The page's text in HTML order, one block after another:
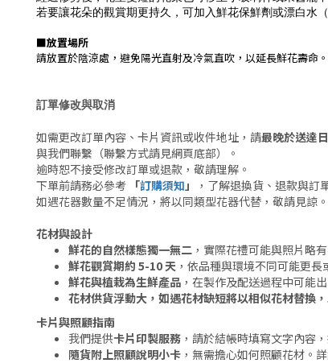
若要讓花朵的觀賞期更持久，可加入鮮花保鮮劑或漂白水
■放置場所
請放置於陰涼處，避免陽光直射及冷氣直吹，以延長鮮花壽命。
訂單修改與取消
如需更改訂單內容、卡片資訊或收件地址，請最晚於送達
與我們聯繫（聯繫方式請見網頁底部）。
逾時恕不接受修改訂單或退款，敬請理解。
下單前請務必參考 「訂購須知 」
，了解退換貨、退款與訂
如遇花器數量不足情況，將以同類型花器代替，敬請見諒。
花材與設計
鮮花的自然樣態獨一無二 ，實際花禮可能與照片略有
鮮花觀賞期約 5-10 天 ，依品種與環境不同可能更
鮮花與植栽為生鮮產品 ，在製作及配送過程中可能
花材供貨浮動大，如遇花材缺短將以相似花材替換，
卡片與照顧指南
我們提供卡片印製服務 ，請於結帳時填寫文字內容，
隨貨附上照顧說明小卡 ，無需擔心如何照顧花材。